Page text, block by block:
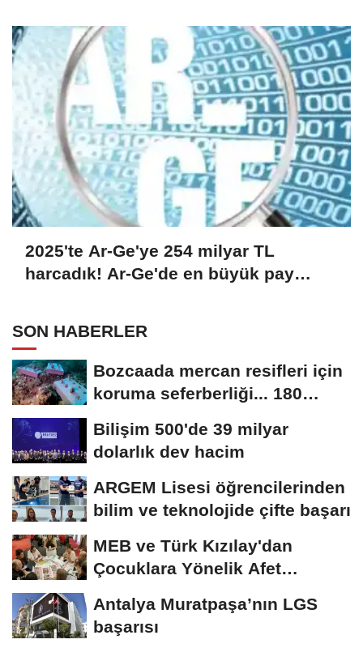
2025'te Ar-Ge'ye 254 milyar TL
harcadık! Ar-Ge'de en büyük pay
SON HABERLER
Bozcaada mercan resifleri için
koruma seferberliği... 180
Bilişim 500'de 39 milyar
dolarlık dev hacim
ARGEM Lisesi öğrencilerinden
bilim ve teknolojide çifte başarı
MEB ve Türk Kızılay'dan
Çocuklara Yönelik Afet
Antalya Muratpaşa’nın LGS
başarısı